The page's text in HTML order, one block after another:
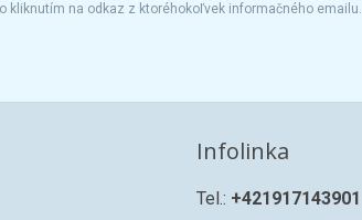
kliknutím na odkaz z ktoréhokoľvek informačného emailu.
Infolinka
Tel.: +421917143901